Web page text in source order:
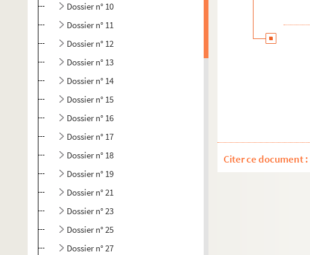
Dossier n° 10
Dossier n° 11
Dossier n° 12
Dossier n° 13
Dossier n° 14
Dossier n° 15
Dossier n° 16
Dossier n° 17
Dossier n° 18
Dossier n° 19
Dossier n° 21
Dossier n° 23
Dossier n° 25
Dossier n° 27
Citer ce document :